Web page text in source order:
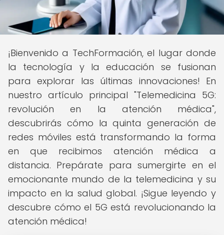
¡Bienvenido a TechFormación, el lugar donde
la tecnología y la educación se fusionan
para explorar las últimas innovaciones! En
nuestro artículo principal "Telemedicina 5G:
revolución en la atención médica",
descubrirás cómo la quinta generación de
redes móviles está transformando la forma
en que recibimos atención médica a
distancia. Prepárate para sumergirte en el
emocionante mundo de la telemedicina y su
impacto en la salud global. ¡Sigue leyendo y
descubre cómo el 5G está revolucionando la
atención médica!